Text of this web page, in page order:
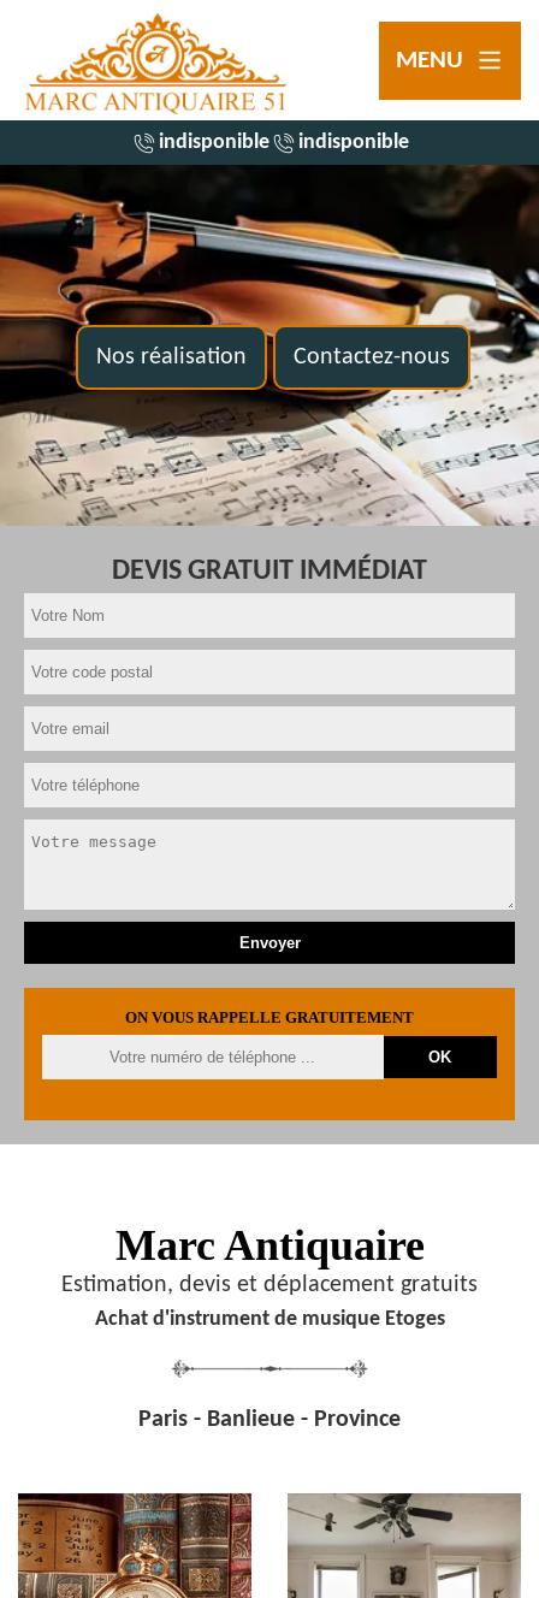
MENU
indisponible indisponible
Nos réalisation Contactez-nous
DEVIS GRATUIT IMMÉDIAT
ON VOUS RAPPELLE GRATUITEMENT
Marc Antiquaire
Estimation, devis et déplacement gratuits
Achat d'instrument de musique Etoges
Paris - Banlieue - Province